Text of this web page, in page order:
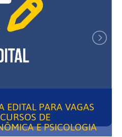
PARA VAGAS
DE
E PSICOLOGIA